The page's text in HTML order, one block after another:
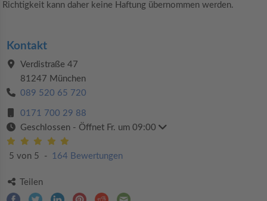
Richtigkeit kann daher keine Haftung übernommen werden.
Kontakt
Verdistraße 47
81247 München
089 520 65 720
0171 700 29 88
Geschlossen- Öffnet Fr. um 09:00
5 von 5 - 164 Bewertungen
Teilen